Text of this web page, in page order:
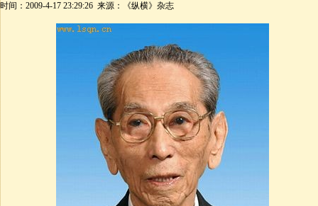
时间：2009-4-17 23:29:26 来源：《纵横》杂志